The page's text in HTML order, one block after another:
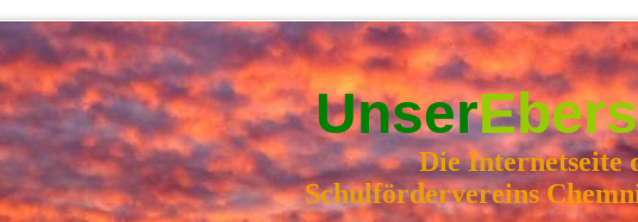
Unser
Die Internetseite
Schulfördervereins